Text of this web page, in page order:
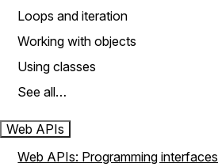
Loops and iteration
Working with objects
Using classes
See all…
Web APIs
Web APIs: Programming interfaces